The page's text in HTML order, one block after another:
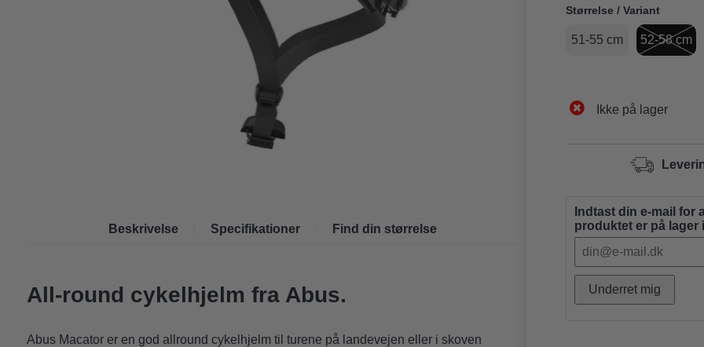
Beskrivelse Specifikationer Find din størrelse
All-round cykelhjelm fra Abus.
Abus Macator er en god allround cykelhjelm til turene på landevejen eller i skoven
Størrelse / Variant
51-55 cm 52-58 cm
Ikke på lager
Indtast din e-mail for
produktet er på lager
Underret mig